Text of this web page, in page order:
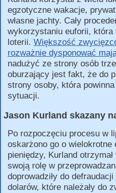
egzotyczne wakacje,
własne jachty. Cały
wykorzystaniu euforii,
loterii. Większość
rozważnie dysponować
nadużyć ze strony osób
oburzający jest fakt, że do
strony osoby, która
sytuacji.
Jason Kurland skazany
Po rozpoczęciu procesu w
oskarżono go o
pieniędzy, Kurland
swoją rolę w
doprowadziły do
dolarów, które należały do